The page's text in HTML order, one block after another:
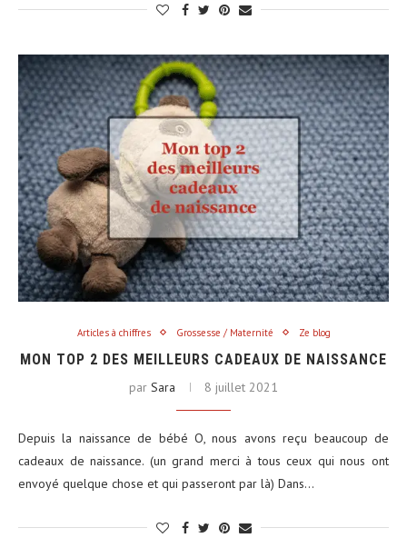
Articles à chiffres Grossesse / Maternité Ze blog
MON TOP 2 DES MEILLEURS CADEAUX DE NAISSANCE
par Sara 8 juillet 2021
Depuis la naissance de bébé O, nous avons reçu beaucoup de
cadeaux de naissance. (un grand merci à tous ceux qui nous ont
envoyé quelque chose et qui passeront par là) Dans…